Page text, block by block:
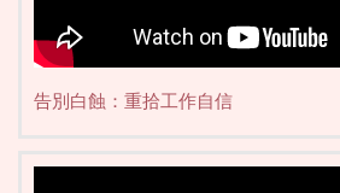
告別白蝕：重拾工作自信